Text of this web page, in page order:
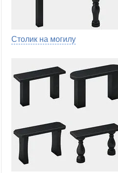
Столик на могилу